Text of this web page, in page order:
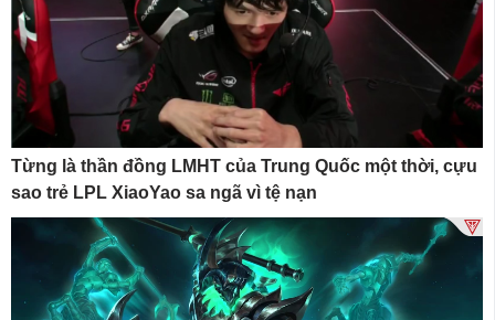
Từng là thần đồng LMHT của Trung Quốc một thời, cựu
sao trẻ LPL XiaoYao sa ngã vì tệ nạn